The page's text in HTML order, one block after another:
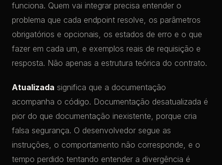
funciona. Quem vai integrar precisa entender o
problema que cada endpoint resolve, os parâmetros
obrigatórios e opcionais, os estados de erro e o que
fazer em cada um, e exemplos reais de requisição e
resposta. Não apenas a estrutura teórica do contrato.
Atualizada significa que a documentação
acompanha o código. Documentação desatualizada é
pior do que documentação inexistente, porque cria
falsa segurança. O desenvolvedor segue as
instruções, o comportamento não corresponde, e o
tempo perdido tentando entender a divergência é